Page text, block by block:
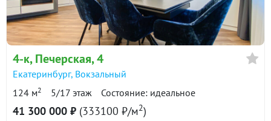
4-к, Печерская, 4
Екатеринбург, Вокзальный
124 м2 5/17 этаж Состояние: идеальное
41 300 000 ₽ (333100 ₽/м2)